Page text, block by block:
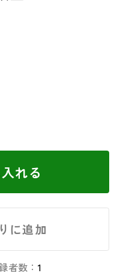
れる
に追加
者数： 1